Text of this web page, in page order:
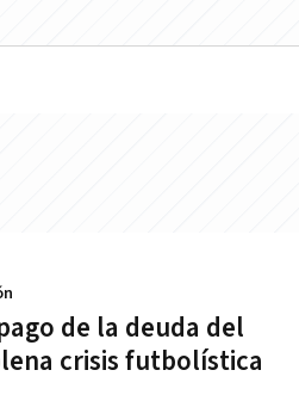
de la deuda del
crisis futbolística